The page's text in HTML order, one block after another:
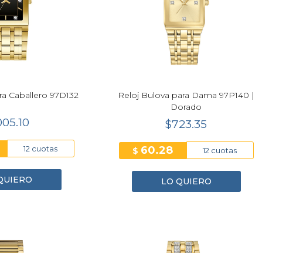
Caballero 97D132
12 cuotas
Reloj Bulova para Dama 97P140 |
Dorado
$723.35
$ 60.28 12 cuotas
LO QUIERO